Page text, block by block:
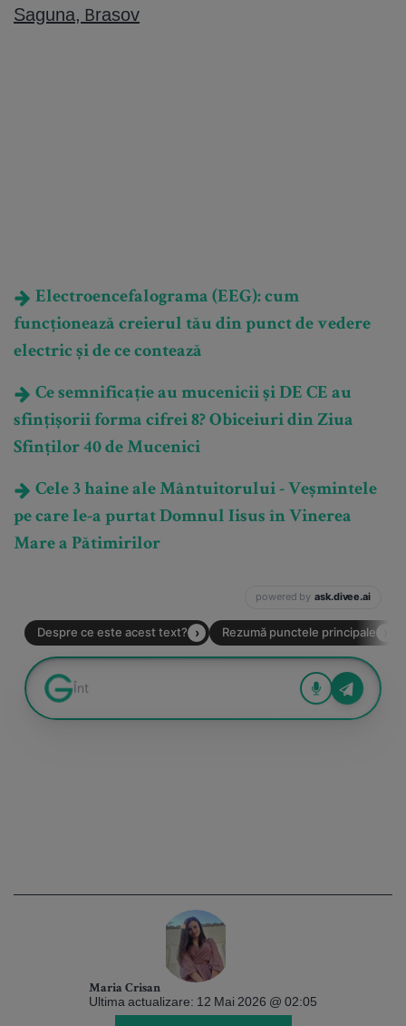
Saguna, Brasov
Electroencefalograma (EEG): cum
funcționează creierul tău din punct de vedere
electric și de ce contează
Ce semnificație au mucenicii și DE CE au
sfințișorii forma cifrei 8? Obiceiuri din Ziua
Sfinților 40 de Mucenici
Cele 3 haine ale Mântuitorului - Veșmintele
pe care le-a purtat Domnul Iisus în Vinerea
Mare a Pătimirilor
Maria Crisan
Ultima actualizare: 12 Mai 2026 @ 02:05